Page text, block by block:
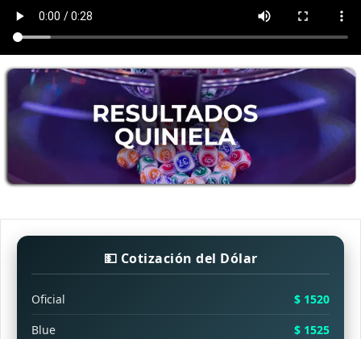
💵 Cotización del Dólar
Oficial
$ 1520
Blue
$ 1525